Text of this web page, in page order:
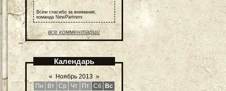
Всем спасибо за внимание,
команда NewPartners
все комментарии
Календарь
« Ноябрь 2013 »
Пн
Вт Ср Чт Пт Сб
Вс